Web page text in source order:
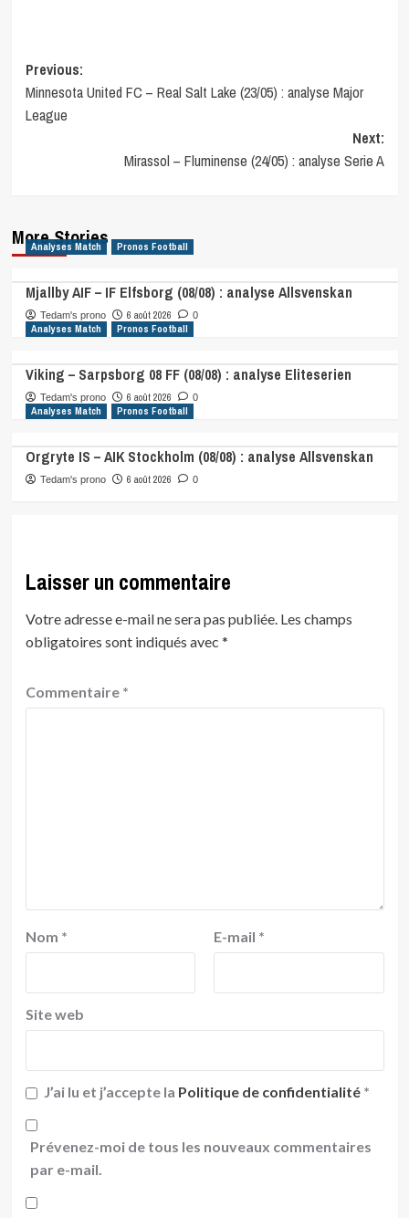
Post
navigation
Previous:
Minnesota United FC – Real Salt Lake (23/05) : analyse Major
League
Next:
Mirassol – Fluminense (24/05) : analyse Serie A
More Stories
Analyses Match Pronos Football
Mjallby AIF – IF Elfsborg (08/08) : analyse Allsvenskan
Tedam's prono 6 août 2026 0
Analyses Match Pronos Football
Viking – Sarpsborg 08 FF (08/08) : analyse Eliteserien
Tedam's prono 6 août 2026 0
Analyses Match Pronos Football
Orgryte IS – AIK Stockholm (08/08) : analyse Allsvenskan
Tedam's prono 6 août 2026 0
Laisser un commentaire
Votre adresse e-mail ne sera pas publiée. Les champs
obligatoires sont indiqués avec *
Commentaire *
Nom * E-mail *
Site web
J’ai lu et j’accepte la Politique de confidentialité *
Prévenez-moi de tous les nouveaux commentaires
par e-mail.